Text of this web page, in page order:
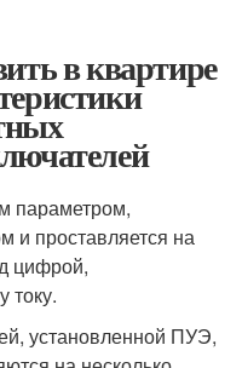
в квартире
параметром,
и проставляется на
цифрой,
току.
установленной ПУЭ,